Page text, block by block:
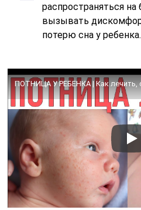
распространяться
вызывать
потерю сна у ребенка.
ПОТНИЦА У РЕБЕНКА | Как лечить,